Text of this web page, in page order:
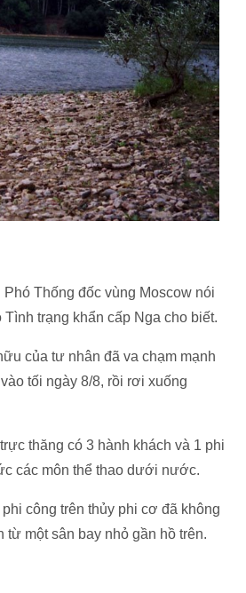
Thống đốc vùng Moscow nói
trạng khẩn cấp Nga cho biết.
của tư nhân đã va chạm mạnh
tối ngày 8/8, rồi rơi xuống
thăng có 3 hành khách và 1 phi
các môn thể thao dưới nước.
công trên thủy phi cơ đã không
từ một sân bay nhỏ gần hồ trên.